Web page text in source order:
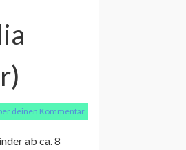
deinen Kommentar
ab ca. 8